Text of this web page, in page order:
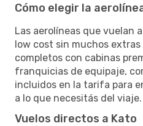
Cómo elegir la
Las aerolíneas que vuelan
low cost sin muchos
completos con cabinas
franquicias de equipaje,
incluidos en la tarifa para
a lo que necesitás del viaje.
Vuelos directos a Kato